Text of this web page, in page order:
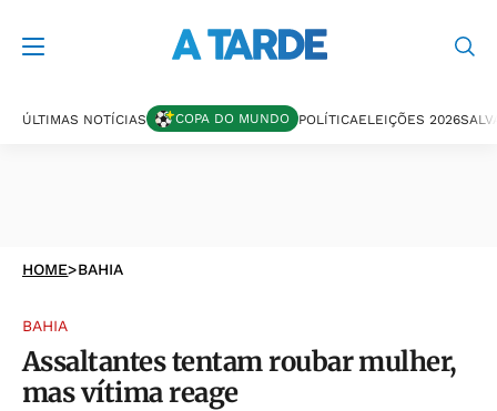
ÚLTIMAS NOTÍCIAS COPA DO MUNDO POLÍTICAELEIÇÕES 2026
HOME>BAHIA
BAHIA
Assaltantes tentam roubar mulher,
mas vítima reage